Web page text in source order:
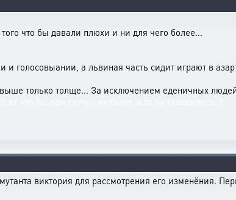
что бы давали плюхи и ни для чего более...
голосовыании, а львиная часть сидит играют в
только толще... За исключением еденичных
виктория для рассмотрения его изменёния.